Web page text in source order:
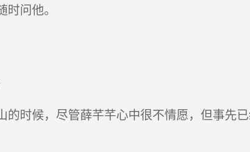
问他。
时候，尽管薛芊芊心中很不情愿，但事先